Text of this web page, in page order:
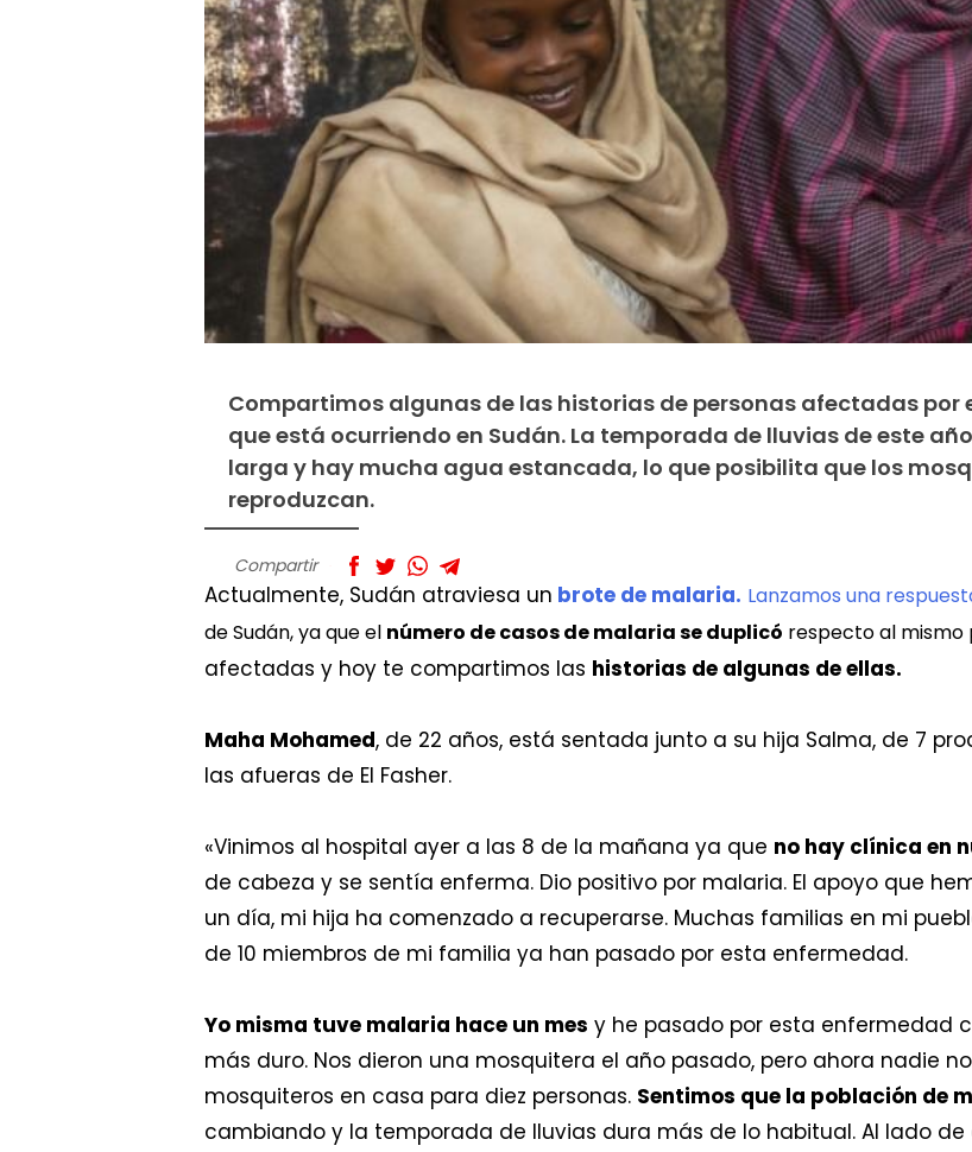
Compartimos algunas de las historias de personas afectadas por
que está ocurriendo en Sudán. La temporada de lluvias de este
larga y hay mucha agua estancada, lo que posibilita que los
reproduzcan.
Compartir
Actualmente, Sudán atraviesa un brote de malaria. Lanzamos una
de Sudán, ya que el número de casos de malaria se duplicó respecto al mismo
afectadas y hoy te compartimos las historias de algunas de ellas.
Maha Mohamed, de 22 años, está sentada junto a su hija Salma, de 7
las afueras de El Fasher.
«Vinimos al hospital ayer a las 8 de la mañana ya que no hay clínica en
de cabeza y se sentía enferma. Dio positivo por malaria. El apoyo que
un día, mi hija ha comenzado a recuperarse. Muchas familias en mi
de 10 miembros de mi familia ya han pasado por esta enfermedad.
Yo misma tuve malaria hace un mes y he pasado por esta enfermedad
más duro. Nos dieron una mosquitera el año pasado, pero ahora nadie
mosquiteros en casa para diez personas. Sentimos que la población de
cambiando y la temporada de lluvias dura más de lo habitual. Al lado